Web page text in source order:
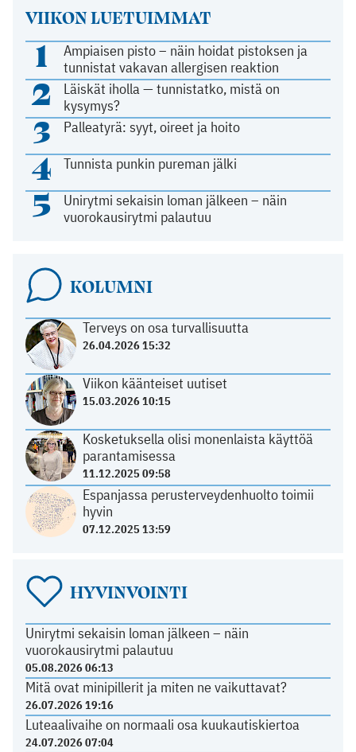
VIIKON LUETUIMMAT
1
Ampiaisen pisto – näin hoidat pistoksen ja
tunnistat vakavan allergisen reaktion
2
Läiskät iholla — tunnistatko, mistä on
kysymys?
3 Palleatyrä: syyt, oireet ja hoito
4 Tunnista punkin pureman jälki
5
Unirytmi sekaisin loman jälkeen – näin
vuorokausirytmi palautuu
KOLUMNI
Terveys on osa turvallisuutta
26.04.2026 15:32
Viikon käänteiset uutiset
15.03.2026 10:15
Kosketuksella olisi monenlaista käyttöä
parantamisessa
11.12.2025 09:58
Espanjassa perusterveydenhuolto toimii
hyvin
07.12.2025 13:59
HYVINVOINTI
Unirytmi sekaisin loman jälkeen – näin
vuorokausirytmi palautuu
05.08.2026 06:13
Mitä ovat minipillerit ja miten ne vaikuttavat?
26.07.2026 19:16
Luteaalivaihe on normaali osa kuukautiskiertoa
24.07.2026 07:04